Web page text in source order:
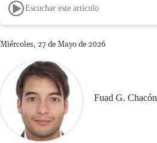
Escuchar este artículo
Miércoles, 27 de Mayo de 2026
Fuad G. Chacón